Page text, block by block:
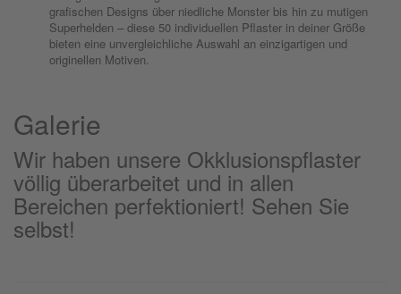
grafischen Designs über niedliche Monster bis hin zu mutigen
Superhelden – diese 50 individuellen Pflaster in deiner Größe
bieten eine unvergleichliche Auswahl an einzigartigen und
originellen Motiven.
Galerie
Wir haben unsere Okklusionspflaster
völlig überarbeitet und in allen
Bereichen perfektioniert! Sehen Sie
selbst!